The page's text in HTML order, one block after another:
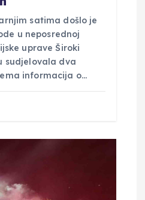
satima došlo je
u neposrednoj
uprave Široki
sudjelovala dva
informacija o…